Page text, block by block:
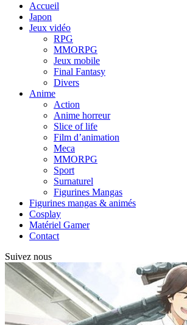
Accueil
Japon
Jeux vidéo
RPG
MMORPG
Jeux mobile
Final Fantasy
Divers
Anime
Action
Anime horreur
Slice of life
Film d’animation
Meca
MMORPG
Sport
Surnaturel
Figurines Mangas
Figurines mangas & animés
Cosplay
Matériel Gamer
Contact
Suivez nous